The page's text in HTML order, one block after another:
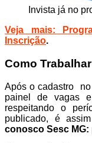
Invista já no
Veja mais:
Inscrição.
Como
Após o cadastro
painel de vagas e
respeitando o
publicado, é
conosco Sesc